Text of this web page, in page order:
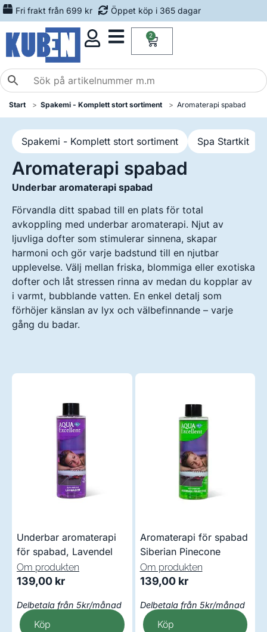
Fri frakt från 699 kr Öppet köp i 365 dagar
2
Start Spakemi - Komplett stort sortiment Aromaterapi spabad
Spakemi - Komplett stort sortiment Spa Startkit
Aromaterapi spabad
Underbar aromaterapi spabad
Förvandla ditt spabad till en plats för total
avkoppling med underbar aromaterapi. Njut av
ljuvliga dofter som stimulerar sinnena, skapar
harmoni och gör varje badstund till en njutbar
upplevelse. Välj mellan friska, blommiga eller exotiska
dofter och låt stressen rinna av medan du kopplar av
i varmt, bubblande vatten. En enkel detalj som
förhöjer känslan av lyx och välbefinnande – varje
gång du badar.
Underbar aromaterapi
för spabad, Lavendel
Om produkten
139,00 kr
Delbetala från 5kr/månad
Köp
Aromaterapi för spabad
Siberian Pinecone
Om produkten
139,00 kr
Delbetala från 5kr/månad
Köp